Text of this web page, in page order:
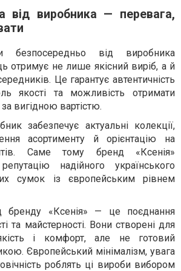
від виробника — перевага,
безпосередньо від виробника
отримує не лише якісний виріб, а й
Це гарантує автентичність
якості та можливість отримати
вигідною вартістю.
забезпечує актуальні колекції,
асортименту й орієнтацію на
Саме тому бренд «Ксенія»
надійного українського
сумок із європейським рівнем
бренду «Ксенія» — це поєднання
та майстерності. Вони створені для
і комфорт, але не готовий
Європейський мінімалізм, увага
роблять ці вироби вибором